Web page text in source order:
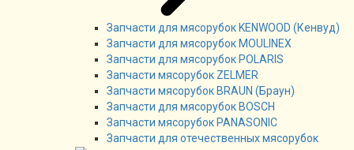
Запчасти для мясорубок KENWOOD (Кенвуд)
Запчасти для мясорубок MOULINEX
Запчасти для мясорубок POLARIS
Запчасти мясорубок ZELMER
Запчасти мясорубок BRAUN (Браун)
Запчасти для мясорубок BOSCH
Запчасти мясорубок PANASONIC
Запчасти для отечественных мясорубок